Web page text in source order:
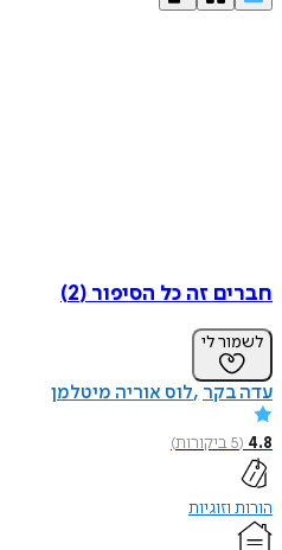
חברים זה כל הסיפור (2)
לשמור לי
עדה בקר לוס אוריה מיטלמן
4.8
(
5ביקורות)
הורות וזוגיות